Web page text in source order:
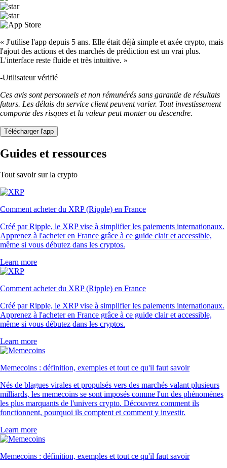
« J'utilise l'app depuis 5 ans. Elle était déjà simple et axée crypto, mais
l'ajout des actions et des marchés de prédiction est un vrai plus.
L'interface reste fluide et très intuitive. »
-Utilisateur vérifié
Ces avis sont personnels et non rémunérés sans garantie de résultats
futurs. Les délais du service client peuvent varier. Tout investissement
comporte des risques et la valeur peut monter ou descendre.
Télécharger l'app
Guides et ressources
Tout savoir sur la crypto
Comment acheter du XRP (Ripple) en France
Créé par Ripple, le XRP vise à simplifier les paiements internationaux.
Apprenez à l'acheter en France grâce à ce guide clair et accessible,
même si vous débutez dans les cryptos.
Learn more
Comment acheter du XRP (Ripple) en France
Créé par Ripple, le XRP vise à simplifier les paiements internationaux.
Apprenez à l'acheter en France grâce à ce guide clair et accessible,
même si vous débutez dans les cryptos.
Learn more
Memecoins : définition, exemples et tout ce qu'il faut savoir
Nés de blagues virales et propulsés vers des marchés valant plusieurs
milliards, les memecoins se sont imposés comme l'un des phénomènes
les plus marquants de l'univers crypto. Découvrez comment ils
fonctionnent, pourquoi ils comptent et comment y investir.
Learn more
Memecoins : définition, exemples et tout ce qu'il faut savoir